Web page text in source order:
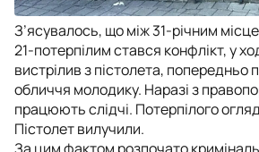
З’ясувалось, що між 31-річним
21-потерпілим стався конфлікт, у
вистрілив з пістолета, попередньо
обличчя молодику. Наразі з
працюють слідчі. Потерпілого
Пістолет вилучили.